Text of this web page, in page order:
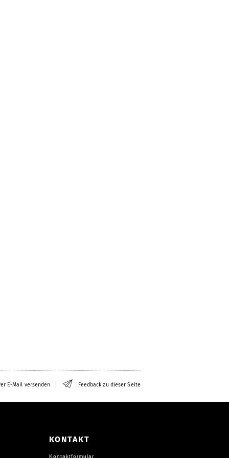
E-Mail versenden Feedback zu dieser Seite
KONTAKT
Kontaktformular